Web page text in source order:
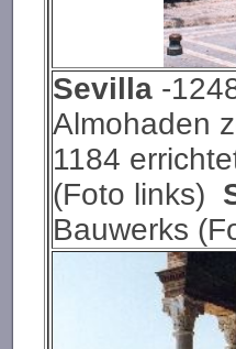
Sevilla -
Almohaden
1184
(Foto links)
Bauwerks